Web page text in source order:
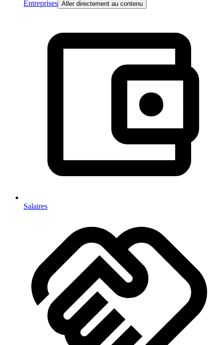
Entreprises Aller directement au contenu
Salaires